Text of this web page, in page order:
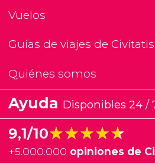
Vuelos
Guías de viajes de Civitatis
Quiénes somos
Ayuda Disponibles 24 /
9,1/10★★★★★
★★★★★
+5.000.000 opiniones de